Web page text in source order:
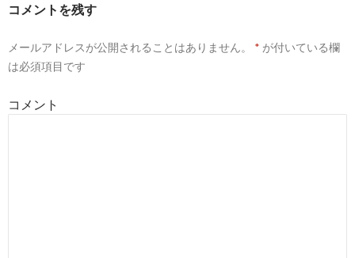
コメントを残す
メールアドレスが公開されることはありません。 * が付いている欄
は必須項目です
コメント